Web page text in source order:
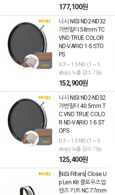
177,100원
니시 NISI ND2-ND32
가변필터 58mm TC
VND TRUE COLOR
ND-VARIO 1-5 STO
PS
0.3 ~ 1.5 ND (1 ~ 5
stop) 노출 감소 가능
152,900원
니시 NISI ND2-ND32
가변필터 40.5mm T
C VND TRUE COLO
R ND-VARIO 1-5 ST
OPS
0.3 ~ 1.5 ND (1 ~ 5
stop) 노출 감소 가능
125,400원
[NiSi Filters] Close U
p Len Kit 클로우즈업
렌즈 키트 NC 77mm